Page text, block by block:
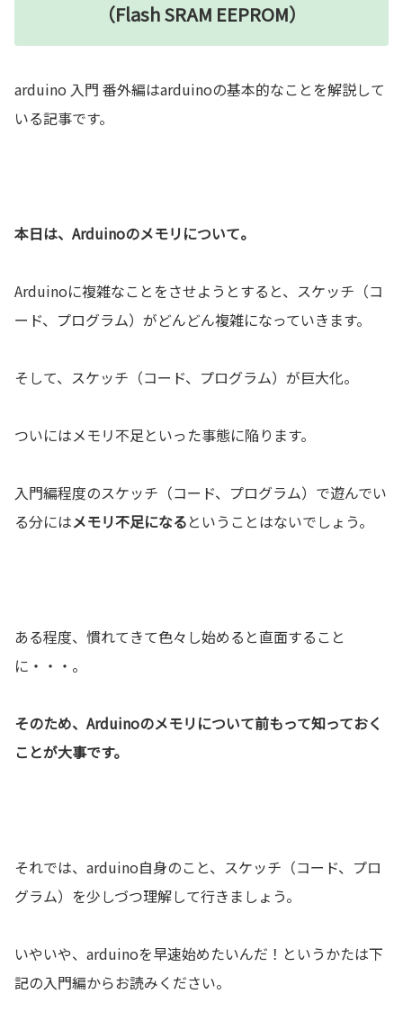
（Flash SRAM EEPROM）
arduino 入門 番外編はarduinoの基本的なことを解説して
いる記事です。
本日は、Arduinoのメモリについて。
Arduinoに複雑なことをさせようとすると、スケッチ（コ
ード、プログラム）がどんどん複雑になっていきます。
そして、スケッチ（コード、プログラム）が巨大化。
ついにはメモリ不足といった事態に陥ります。
入門編程度のスケッチ（コード、プログラム）で遊んでい
る分にはメモリ不足になるということはないでしょう。
ある程度、慣れてきて色々し始めると直面すること
に・・・。
そのため、Arduinoのメモリについて前もって知っておく
ことが大事です。
それでは、arduino自身のこと、スケッチ（コード、プロ
グラム）を少しづつ理解して行きましょう。
いやいや、arduinoを早速始めたいんだ！というかたは下
記の入門編からお読みください。